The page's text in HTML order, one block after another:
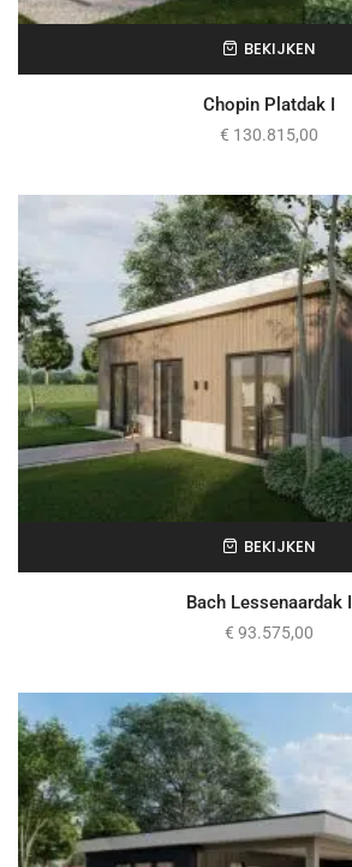
BEKIJKEN
Chopin Platdak I
€ 130.815,00
BEKIJKEN
Bach Lessenaardak I
€ 93.575,00